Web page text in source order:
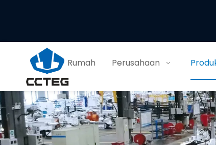
Rumah Perusahaan